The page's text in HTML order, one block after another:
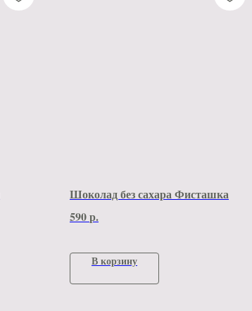
Шоколад без сахара Фисташка
590р.
В корзину